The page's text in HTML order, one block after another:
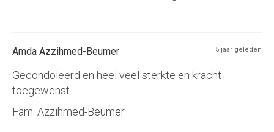
Amda Azzihmed-Beumer 5 jaar geleden
Gecondoleerd en heel veel sterkte en kracht
toegewenst.
Fam. Azzihmed-Beumer